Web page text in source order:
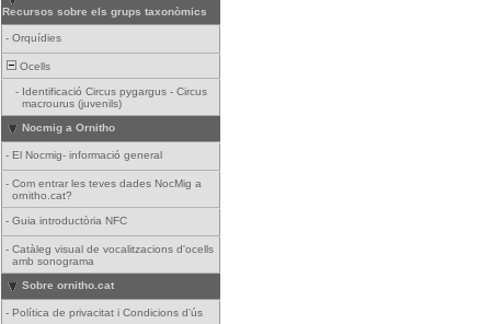
Recursos sobre els grups taxonòmics
- Orquídies
Ocells
- Identificació Circus pygargus - Circus
macrourus (juvenils)
Nocmig a Ornitho
- El Nocmig- informació general
- Com entrar les teves dades NocMig a
ornitho.cat?
- Guia introductòria NFC
- Catàleg visual de vocalitzacions d'ocells
amb sonograma
Sobre ornitho.cat
- Política de privacitat i Condicions d'ús